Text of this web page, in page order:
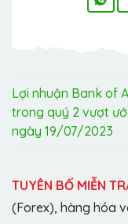
Lợi nhuận Bank of
trong quý 2 vượt
ngày 19/07/2023
TUYÊN BỐ MIỄN
(Forex), hàng hóa